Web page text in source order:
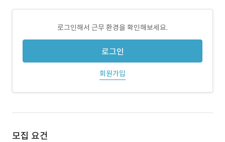
로그인해서 근무 환경을 확인해보세요.
로그인
회원가입
모집 요건